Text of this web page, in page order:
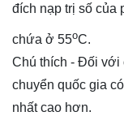
đích nạp trị số của
chứa ở 55oC.
Chú thích - Đối với
chuyển quốc gia
nhất cao hơn.